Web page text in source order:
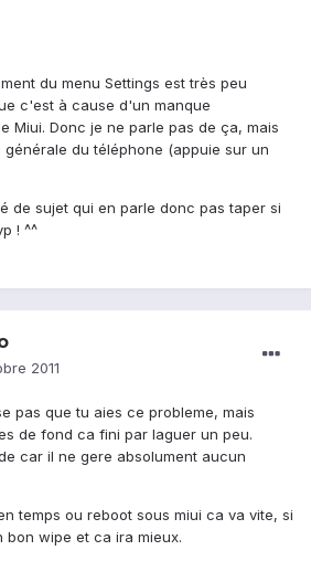
du menu Settings est très peu
c'est à cause d'un manque
Miui. Donc je ne parle pas de ça, mais
du téléphone (appuie sur un
de sujet qui en parle donc pas taper si
! ^^
2011
pas que tu aies ce probleme, mais
de fond ca fini par laguer un peu.
car il ne gere absolument aucun
temps ou reboot sous miui ca va vite, si
wipe et ca ira mieux.